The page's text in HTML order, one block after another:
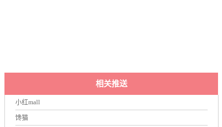
相关推送
小红mall
馋猫